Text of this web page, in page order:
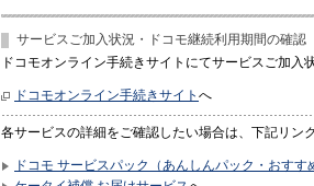
サービスご加入状況・ドコモ継続利用期間の確認
ドコモオンライン手続きサイトにてサービスご加
ドコモオンライン手続きサイト へ
各サービスの詳細をご確認したい場合は、下記リン
ドコモ サービスパック（あんしんパック・おすす